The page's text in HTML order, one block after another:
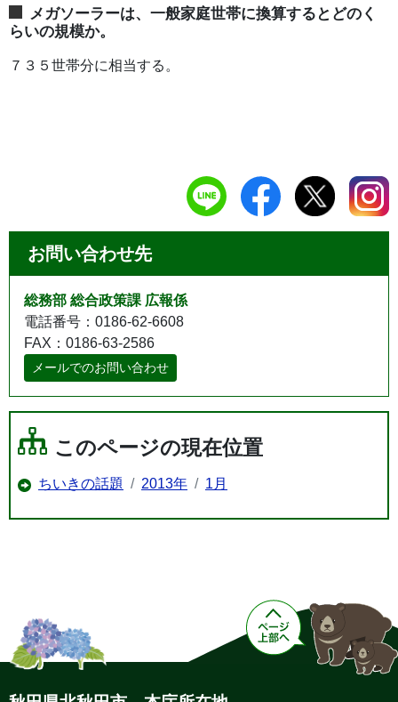
メガソーラーは、一般家庭世帯に換算するとどのく
らいの規模か。
７３５世帯分に相当する。
お問い合わせ先
総務部 総合政策課 広報係
電話番号：0186-62-6608
FAX：0186-63-2586
メールでのお問い合わせ
このページの現在位置
ちいきの話題 2013年 1月